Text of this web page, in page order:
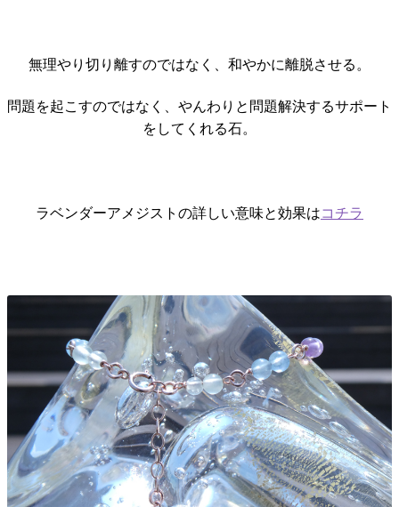
無理やり切り離すのではなく、和やかに離脱させる。
問題を起こすのではなく、やんわりと問題解決するサポート
をしてくれる石。
ラベンダーアメジストの詳しい意味と効果はコチラ